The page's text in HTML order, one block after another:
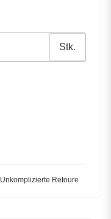
Stk.
Unkomplizierte Retoure